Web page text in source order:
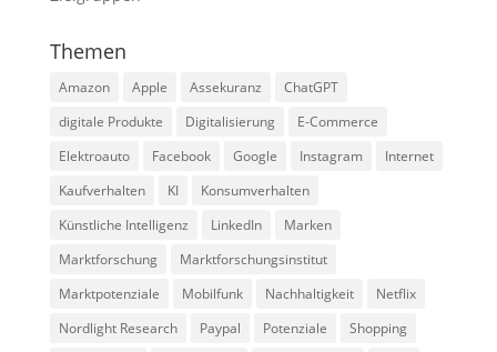
Themen
Amazon Apple Assekuranz
ChatGPT
digitale Produkte
Digitalisierung
E-Commerce
Elektroauto
Facebook Google Instagram
Internet
Kaufverhalten
KI
Konsumverhalten
Künstliche Intelligenz
LinkedIn
Marken
Marktforschung
Marktforschungsinstitut
Marktpotenziale
Mobilfunk Nachhaltigkeit
Netflix
Nordlight Research
Paypal Potenziale
Shopping